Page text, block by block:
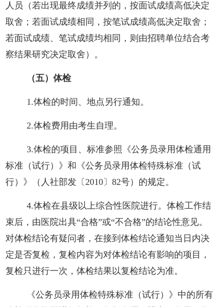
人员（若出现最终成绩并列的，按面试成绩高低决定
取舍；若面试成绩相同，按笔试成绩高低决定取舍；
若面试成绩、笔试成绩均相同，则由招聘单位结合考
察结果研究决定取舍）。
（五）体检
1.体检的时间、地点另行通知。
2.体检费用由考生自理。
3.体检的项目、标准参照《公务员录用体检通用
标准（试行）》和《公务员录用体检特殊标准（试
行）》（人社部发〔2010〕82号）的规定。
4.体检在县级以上综合性医院进行。体检工作结
束后，由医院出具“合格”或“不合格”的结论性意见。
对体检结论有疑问者，在接到体检结论通知当日内决
定是否复检，复检内容为对体检结论有影响的项目，
复检只进行一次，体检结果以复检结论为准。
《公务员录用体检特殊标准（试行）》中的所有